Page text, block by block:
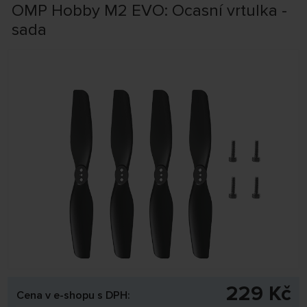
OMP Hobby M2 EVO: Ocasní vrtulka -
sada
Cena v e-shopu s DPH: 229 Kč